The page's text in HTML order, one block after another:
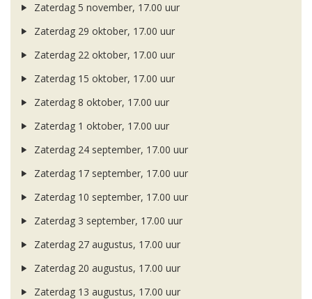
Zaterdag 5 november, 17.00 uur
Zaterdag 29 oktober, 17.00 uur
Zaterdag 22 oktober, 17.00 uur
Zaterdag 15 oktober, 17.00 uur
Zaterdag 8 oktober, 17.00 uur
Zaterdag 1 oktober, 17.00 uur
Zaterdag 24 september, 17.00 uur
Zaterdag 17 september, 17.00 uur
Zaterdag 10 september, 17.00 uur
Zaterdag 3 september, 17.00 uur
Zaterdag 27 augustus, 17.00 uur
Zaterdag 20 augustus, 17.00 uur
Zaterdag 13 augustus, 17.00 uur